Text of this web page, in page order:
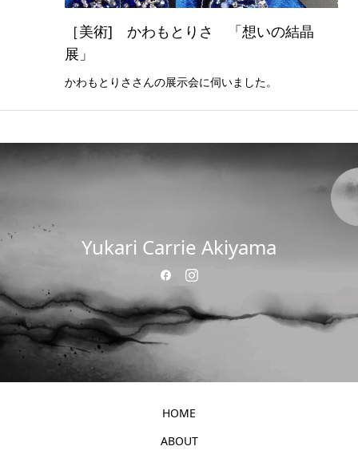
［美術] かわもとりさ 「想いの結晶
展」
かわもとりささんの展示会に伺いました。
Yukari Carrie Akiyama
HOME
ABOUT